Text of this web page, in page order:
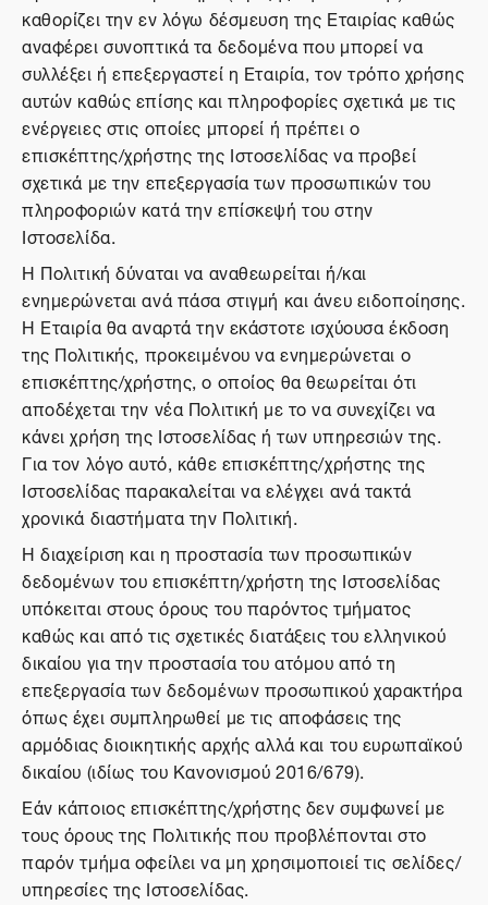
καθορίζει την εν λόγω δέσμευση της Εταιρίας καθώς
αναφέρει συνοπτικά τα δεδομένα που μπορεί να
συλλέξει ή επεξεργαστεί η Εταιρία, τον τρόπο χρήσης
αυτών καθώς επίσης και πληροφορίες σχετικά με τις
ενέργειες στις οποίες μπορεί ή πρέπει ο
επισκέπτης/χρήστης της Ιστοσελίδας να προβεί
σχετικά με την επεξεργασία των προσωπικών του
πληροφοριών κατά την επίσκεψή του στην
Ιστοσελίδα.
Η Πολιτική δύναται να αναθεωρείται ή/και
ενημερώνεται ανά πάσα στιγμή και άνευ ειδοποίησης.
Η Εταιρία θα αναρτά την εκάστοτε ισχύουσα έκδοση
της Πολιτικής, προκειμένου να ενημερώνεται ο
επισκέπτης/χρήστης, ο οποίος θα θεωρείται ότι
αποδέχεται την νέα Πολιτική με το να συνεχίζει να
κάνει χρήση της Ιστοσελίδας ή των υπηρεσιών της.
Για τον λόγο αυτό, κάθε επισκέπτης/χρήστης της
Ιστοσελίδας παρακαλείται να ελέγχει ανά τακτά
χρονικά διαστήματα την Πολιτική.
Η διαχείριση και η προστασία των προσωπικών
δεδομένων του επισκέπτη/χρήστη της Ιστοσελίδας
υπόκειται στους όρους του παρόντος τμήματος
καθώς και από τις σχετικές διατάξεις του ελληνικού
δικαίου για την προστασία του ατόμου από τη
επεξεργασία των δεδομένων προσωπικού χαρακτήρα
όπως έχει συμπληρωθεί με τις αποφάσεις της
αρμόδιας διοικητικής αρχής αλλά και του ευρωπαϊκού
δικαίου (ιδίως του Κανονισμού 2016/679).
Εάν κάποιος επισκέπτης/χρήστης δεν συμφωνεί με
τους όρους της Πολιτικής που προβλέπονται στο
παρόν τμήμα οφείλει να μη χρησιμοποιεί τις σελίδες/
υπηρεσίες της Ιστοσελίδας.